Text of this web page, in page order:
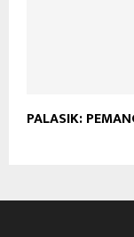
PALASIK: